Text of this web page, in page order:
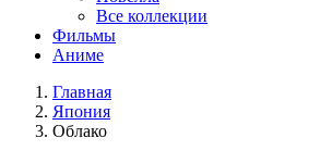
Все коллекции
Фильмы
Аниме
Главная
Япония
Облако